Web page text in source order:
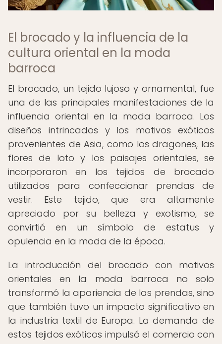
El brocado y la influencia de la
cultura oriental en la moda
barroca
El brocado, un tejido lujoso y ornamental, fue
una de las principales manifestaciones de la
influencia oriental en la moda barroca. Los
diseños intrincados y los motivos exóticos
provenientes de Asia, como los dragones, las
flores de loto y los paisajes orientales, se
incorporaron en los tejidos de brocado
utilizados para confeccionar prendas de
vestir. Este tejido, que era altamente
apreciado por su belleza y exotismo, se
convirtió en un símbolo de estatus y
opulencia en la moda de la época.
La introducción del brocado con motivos
orientales en la moda barroca no solo
transformó la apariencia de las prendas, sino
que también tuvo un impacto significativo en
la industria textil de Europa. La demanda de
estos tejidos exóticos impulsó el comercio con